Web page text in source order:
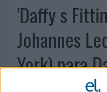
'Daffy s
Johannes
York) para